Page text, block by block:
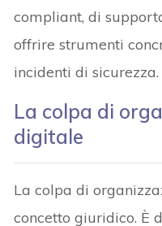
compliant, di
offrire strumenti
incidenti di sicurezza.
La colpa di
digitale
La colpa di
concetto giuridico. È